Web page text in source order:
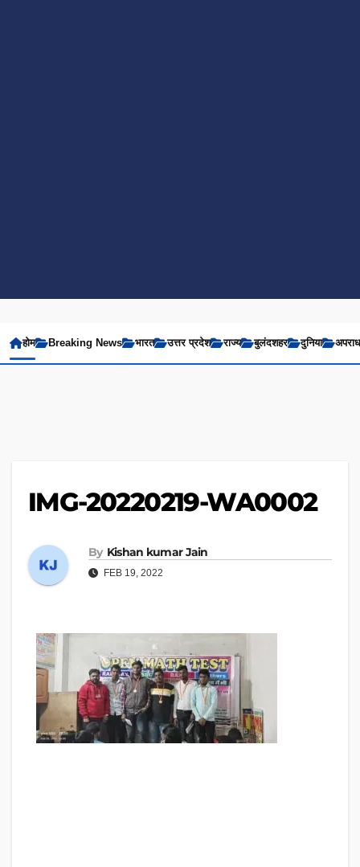
होम Breaking News भारत उत्तर प्रदेश राज्य बुलंदशहर दुनिया अपराध
IMG-20220219-WA0002
By Kishan kumar Jain
FEB 19, 2022